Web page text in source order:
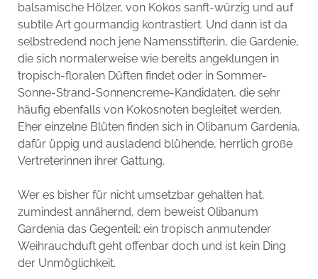
balsamische Hölzer, von Kokos sanft-würzig und auf
subtile Art gourmandig kontrastiert. Und dann ist da
selbstredend noch jene Namensstifterin, die Gardenie,
die sich normalerweise wie bereits angeklungen in
tropisch-floralen Düften findet oder in Sommer-
Sonne-Strand-Sonnencreme-Kandidaten, die sehr
häufig ebenfalls von Kokosnoten begleitet werden.
Eher einzelne Blüten finden sich in Olibanum Gardenia,
dafür üppig und ausladend blühende, herrlich große
Vertreterinnen ihrer Gattung.
Wer es bisher für nicht umsetzbar gehalten hat,
zumindest annähernd, dem beweist Olibanum
Gardenia das Gegenteil: ein tropisch anmutender
Weihrauchduft geht offenbar doch und ist kein Ding
der Unmöglichkeit.